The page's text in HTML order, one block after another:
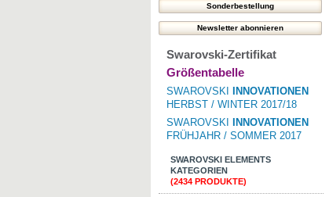
Swarovski-Zertifikat
Größentabelle
SWAROVSKI
INNOVATIONEN
HERBST / WINTER 2017/18
SWAROVSKI
INNOVATIONEN
FRÜHJAHR / SOMMER 2017
SWAROVSKI ELEMENTS
KATEGORIEN
(2434 PRODUKTE)